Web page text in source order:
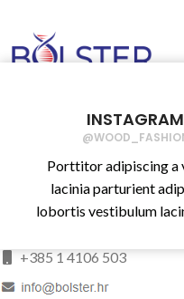
INSTAGRAM
Porttitor adipiscing a
lacinia parturient
lobortis vestibulum
Bolster d.o.o. distribuira
materijal za njegu
opremanje ordinacija i ostale.
+385 1 4106 503